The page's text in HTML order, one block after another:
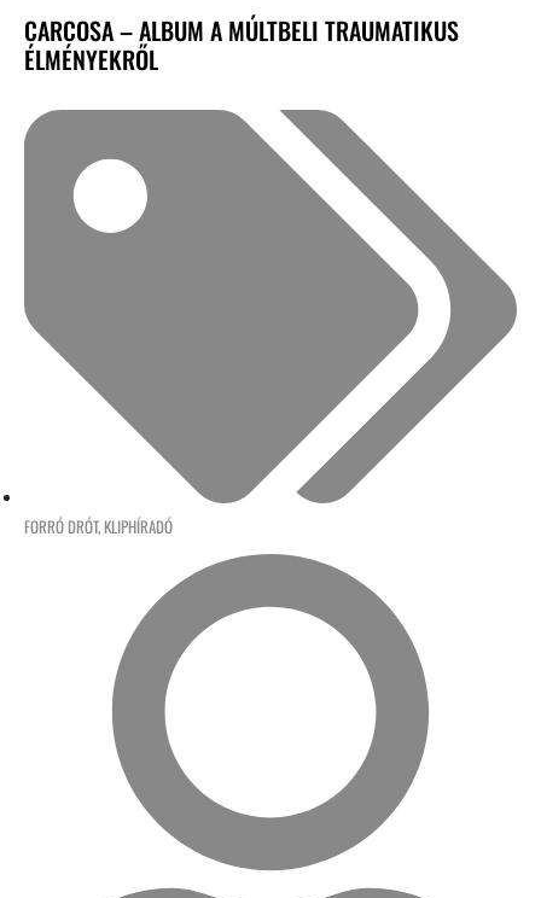
CARCOSA – ALBUM A MÚLTBELI TRAUMATIKUS
ÉLMÉNYEKRŐL
FORRÓ DRÓT, KLIPHÍRADÓ